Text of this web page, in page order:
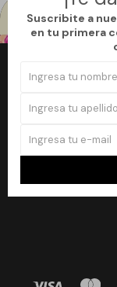
Suscribite a
en tu primera
¡Suscribite a